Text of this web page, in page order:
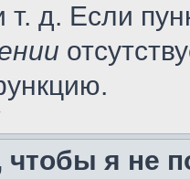
т. д. Если
чтобы я не